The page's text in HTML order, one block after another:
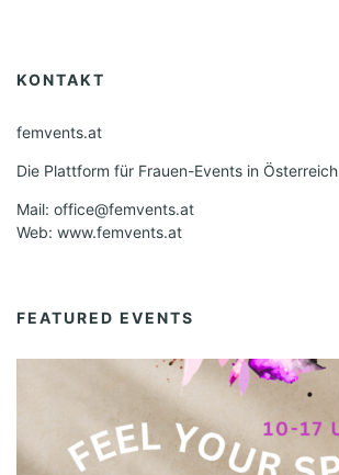
KONTAKT
femvents.at
Die Plattform für Frauen-Events in Österreich
Mail: office@femvents.at
Web: www.femvents.at
FEATURED EVENTS